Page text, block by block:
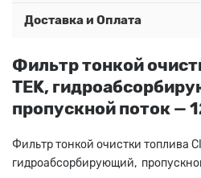
Доставка и Оплата
Фильтр тонкой
TEK,
пропускной поток —
Фильтр тонкой очистки топлива
гидроабсорбирующий,